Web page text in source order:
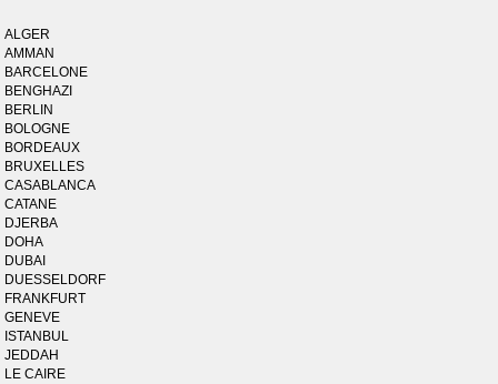
ALGER
AMMAN
BARCELONE
BENGHAZI
BERLIN
BOLOGNE
BORDEAUX
BRUXELLES
CASABLANCA
CATANE
DJERBA
DOHA
DUBAI
DUESSELDORF
FRANKFURT
GENEVE
ISTANBUL
JEDDAH
LE CAIRE